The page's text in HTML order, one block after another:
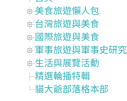
美食旅遊懶人包
台灣旅遊與美食
國際旅遊與美食
軍事旅遊與軍事史研究
生活與展覽活動
精選輪播特輯
貓大爺部落格本部